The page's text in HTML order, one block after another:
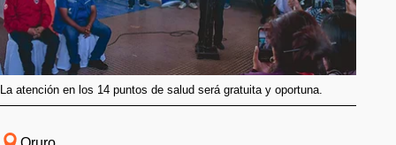
La atención en los 14 puntos de salud será gratuita y oportuna.